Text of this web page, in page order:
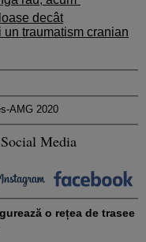
decât
traumatism cranian
AMG 2020
Media